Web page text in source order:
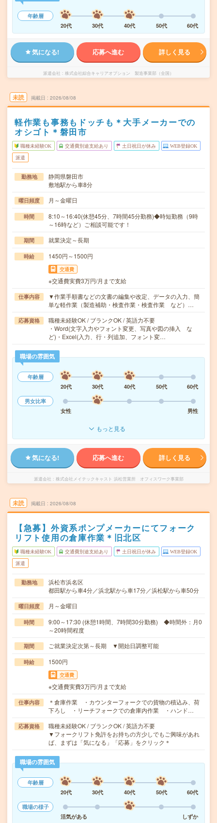
年齢層
20代
30代 40代 50代 60代
気になる! 応募へ進む 詳しく見る
派遣会社 株式会社綜合キャリアオプション 製造事業部（全国）
未読 掲載日 2026/08/08
軽作業も事務もドッチも＊大手メーカーでの
オシゴト＊磐田市
職種未経験OK 交通費別途支給あり 土日祝日が休み WEB登録OK
派遣
勤務地
静岡県磐田市
敷地駅から車8分
曜日頻度 月～金曜日
時間
8:10～16:40(休憩45分、7時間45分勤務)◆時短勤務（9時
～16時など）ご相談可能です！
期間 就業決定～長期
時給 1450円～1500円
交通費
※交通費実費3万円/月まで支給
仕事内容
▼作業手順書などの文書の編集や改定、データの入力、簡
単な軽作業（製造補助・検査作業・検査作業 など）…
応募資格
職種未経験OK / ブランクOK / 英語力不要
・Word(文字入力やフォント変更、写真や図の挿入 な
ど)・Excel(入力、行・列追加、フォント変…
職場の雰囲気
年齢層
20代
30代 40代 50代
60代
男女比率
女性
男性
もっと見る
気になる! 応募へ進む 詳しく見る
派遣会社 株式会社メイテックキャスト 浜松営業所 オフィスワーク事業部
未読 掲載日 2026/08/08
【急募】外資系ポンプメーカーにてフォーク
リフト使用の倉庫作業＊旧北区
職種未経験OK 交通費別途支給あり 土日祝日が休み WEB登録OK
派遣
勤務地
浜松市浜名区
都田駅から車4分／浜北駅から車17分／浜松駅から車50分
曜日頻度 月～金曜日
時間
9:00～17:30 (休憩1時間、7時間30分勤務) ◆時間外：月0
～20時間程度
期間 ご就業決定次第～長期 ▼開始日調整可能
時給 1500円
交通費
※交通費実費3万円/月まで支給
仕事内容
＊倉庫作業 ・カウンターフォークでの貨物の積込み、荷
下ろし ・リーチフォークでの倉庫内作業 ・ハンド…
応募資格
職種未経験OK / ブランクOK / 英語力不要
▼フォークリフト免許をお持ちの方少しでもご興味があれ
ば、まずは「気になる」「応募」をクリック＊
職場の雰囲気
年齢層
20代
30代 40代 50代
60代
職場の様子
活気がある
しずか